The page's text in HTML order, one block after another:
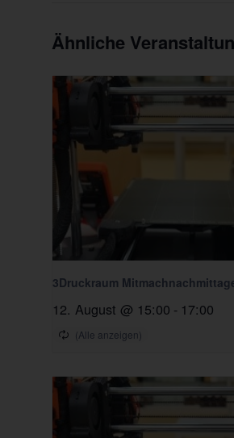
Ähnliche
3Druckraum
12. August @ 15:00 - 17:00